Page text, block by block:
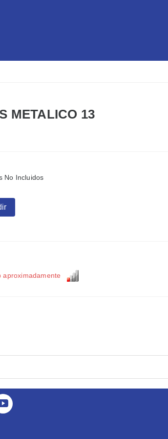
METALICO 13
No Incluidos
aproximadamente